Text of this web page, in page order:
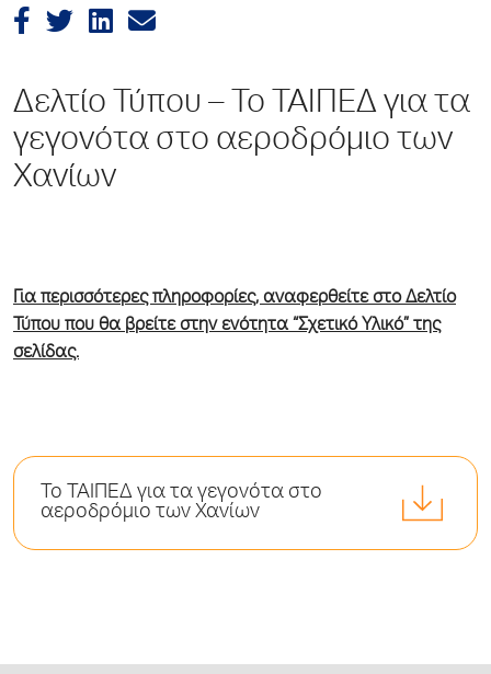
Δελτίο Τύπου – Το ΤΑΙΠΕΔ για τα
γεγονότα στο αεροδρόμιο των
Χανίων
Για περισσότερες πληροφορίες, αναφερθείτε στο Δελτίο
Τύπου που θα βρείτε στην ενότητα “Σχετικό Υλικό” της
σελίδας.
Το ΤΑΙΠΕΔ για τα γεγονότα στο
αεροδρόμιο των Χανίων